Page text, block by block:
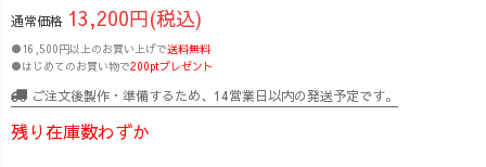
通常価格 13,200円(税込)
●16,500円以上のお買い上げで送料無料
●はじめてのお買い物で200ptプレゼント
ご注文後製作・準備するため、14営業日以内の発送予定です。
残り在庫数わずか